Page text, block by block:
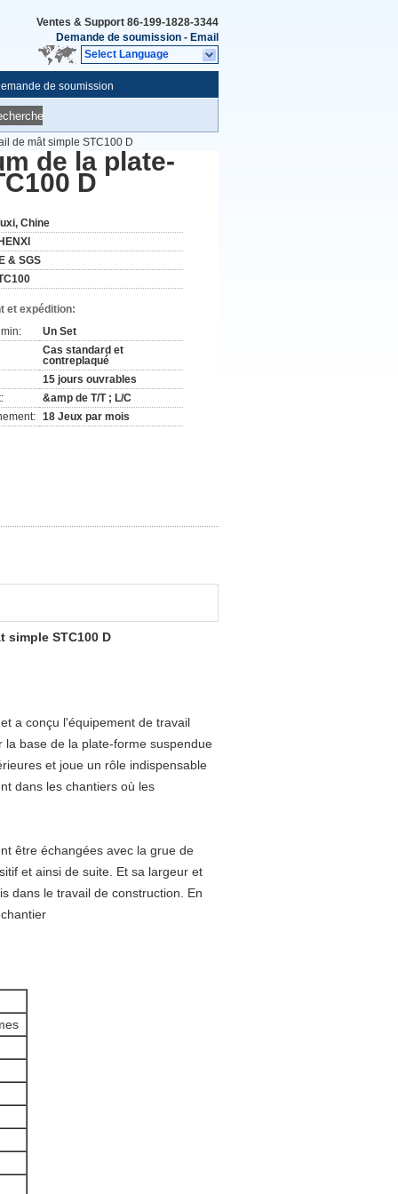
Ventes & Support 86-199-1828-3344
Demande de soumission - Email
Select Language
de soumission
de mât simple STC100 D
de la plate-
D
Chine
& SGS
et expédition:
Un Set
Cas standard et
contreplaqué
15 jours ouvrables
&amp de T/T ; L/C
18 Jeux par mois
simple STC100 D
a conçu l'équipement de travail
base de la plate-forme suspendue
et joue un rôle indispensable
dans les chantiers où les
être échangées avec la grue de
et ainsi de suite. Et sa largeur et
dans le travail de construction. En